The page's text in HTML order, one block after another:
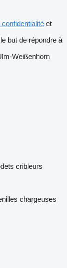
confidentialité et
but de répondre à
Weißenhorn
cribleurs
chargeuses